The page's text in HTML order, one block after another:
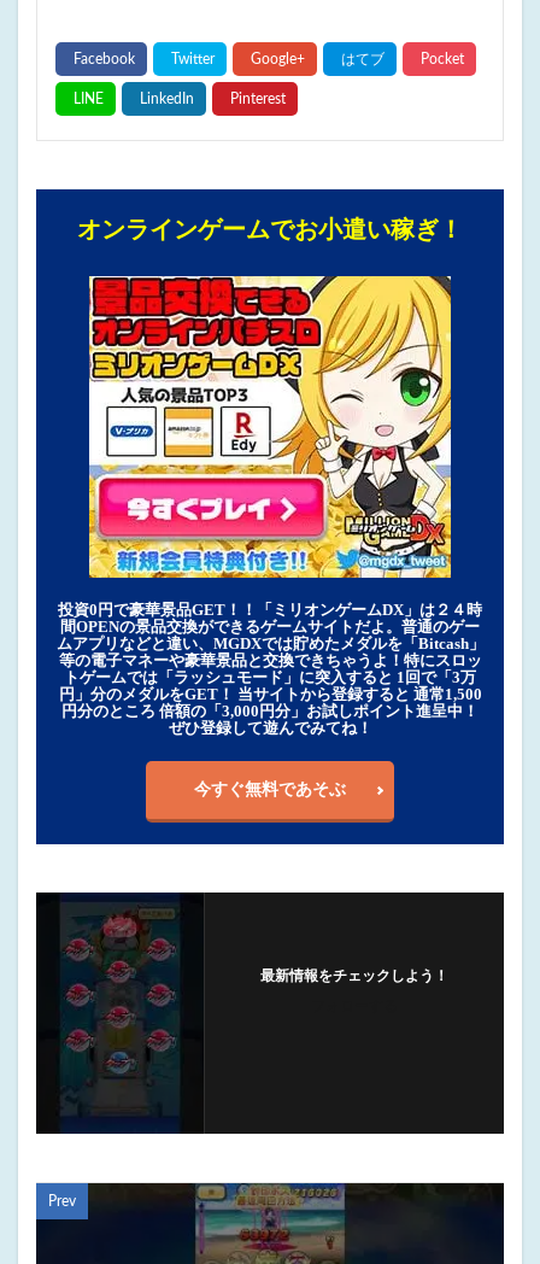
オンラインゲームでお小遣い稼ぎ！
投資0円で豪華景品GET！！「ミリオンゲームDX」は２４時
間OPENの景品交換ができるゲームサイトだよ。普通のゲー
ムアプリなどと違い、MGDXでは貯めたメダルを「Bitcash」
等の電子マネーや豪華景品と交換できちゃうよ！特にスロッ
トゲームでは「ラッシュモード」に突入すると 1回で「3万
円」分のメダルをGET！ 当サイトから登録すると 通常1,500
円分のところ 倍額の「3,000円分」お試しポイント進呈中！
ぜひ登録して遊んでみてね！
今すぐ無料であそぶ
最新情報をチェックしよう！
Prev